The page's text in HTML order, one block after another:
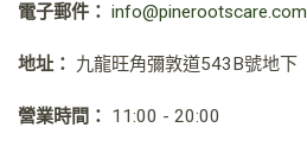
電子郵件： info@pinerootscare.com
地址： 九龍旺角彌敦道543B號地下
營業時間： 11:00 - 20:00